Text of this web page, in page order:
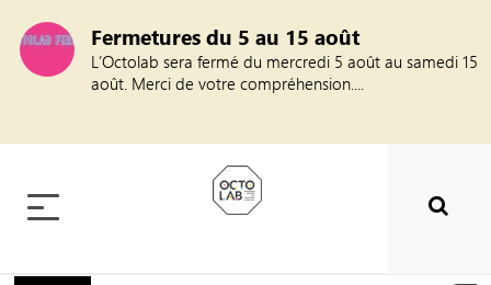
Fermetures du 5 au 15 août
L’Octolab sera fermé du mercredi 5 août au samedi 15
août. Merci de votre compréhension....